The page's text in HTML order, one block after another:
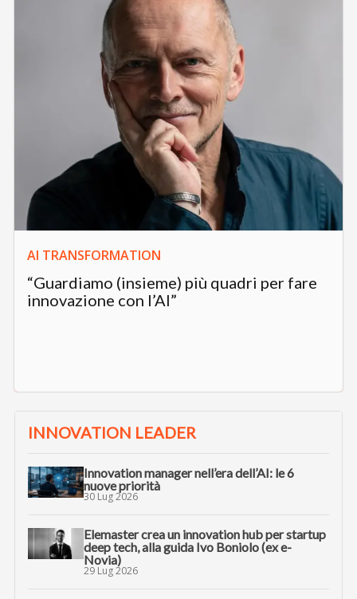
AI TRANSFORMATION
“Guardiamo (insieme) più quadri per fare
innovazione con l’AI”
INNOVATION LEADER
Innovation manager nell’era dell’AI: le 6
nuove priorità
30 Lug 2026
Elemaster crea un innovation hub per startup
deep tech, alla guida Ivo Boniolo (ex e-
Novia)
29 Lug 2026